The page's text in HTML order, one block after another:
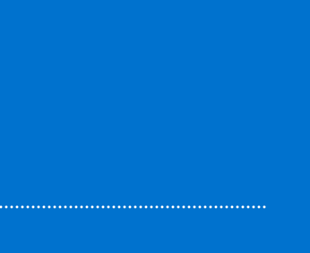
en de beveiligingssystemen op het